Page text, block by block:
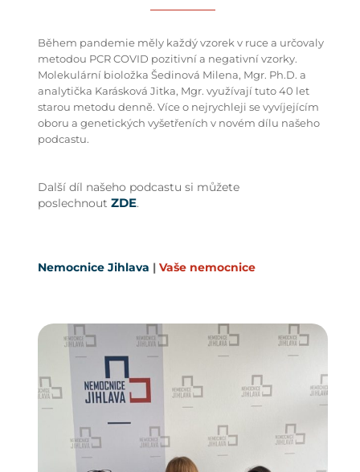
Během pandemie měly každý vzorek v ruce a určovaly
metodou PCR COVID pozitivní a negativní vzorky.
Molekulární bioložkaŠedinová Milena, Mgr. Ph.D. a
analytička Karásková Jitka, Mgr. využívají tuto 40 let
starou metodu denně. Více o nejrychleji se vyvíjejícím
oboru a genetických vyšetřeních v novém dílu našeho
podcastu.
Další díl našeho podcastu si můžete
poslechnoutZDE.
Nemocnice Jihlava | Vaše nemocnice